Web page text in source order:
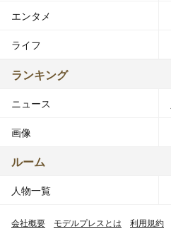
エンタメ
ライフ
ランキング
ニュース
画像
ルーム
人物一覧
会社概要 モデルプレスとは 利用規約